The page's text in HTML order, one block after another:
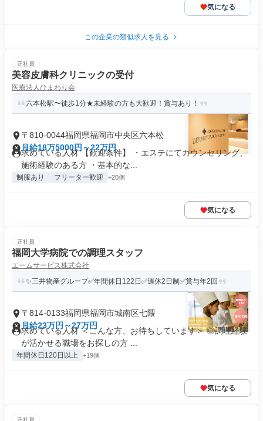
気になる
この企業の類似求人を見る
正社員
美容皮膚科クリニックの受付
医療法人ひまわり会
六本松駅〜徒歩1分★未経験の方も大歓迎！賞与あり！
〒810-0044福岡県福岡市中央区六本松
月給18万5000円～22万円
求めている人材 【歓迎条件】 ・エステにてカウンセリング、
施術経験のある方 ・基本的な...
制服あり フリーター歓迎 +20個
気になる
正社員
福岡大学病院での調理スタッフ
エームサービス株式会社
✨三井物産グループ✅年間休日122日✅週休2日制✅賞与年2回
〒814-0133福岡県福岡市城南区七隈
月給23万円～27万円
求めている人材 ＜こんな方、お待ちしています＞ ◎調理経験
が活かせる職場をお探しの方 ...
年間休日120日以上 +19個
気になる
正社員